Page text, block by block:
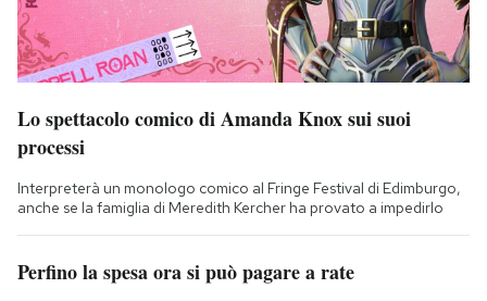
Lo spettacolo comico di Amanda Knox sui suoi
processi
Interpreterà un monologo comico al Fringe Festival di Edimburgo,
anche se la famiglia di Meredith Kercher ha provato a impedirlo
Perfino la spesa ora si può pagare a rate